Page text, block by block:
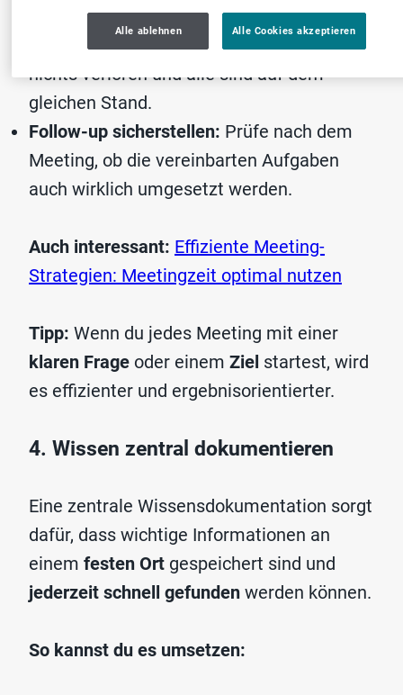
Entscheidungen getroffen wurden und wer
welche Aufgaben übernimmt. So geht
nichts verloren und alle sind auf dem
gleichen Stand.
Follow-up sicherstellen: Prüfe nach dem
Meeting, ob die vereinbarten Aufgaben
auch wirklich umgesetzt werden.
Auch interessant: Effiziente Meeting-
Strategien: Meetingzeit optimal nutzen
Tipp: Wenn du jedes Meeting mit einer
klaren Frage oder einem Ziel startest, wird
es effizienter und ergebnisorientierter.
4. Wissen zentral dokumentieren
Eine zentrale Wissensdokumentation sorgt
dafür, dass wichtige Informationen an
einem festen Ort gespeichert sind und
jederzeit schnell gefunden werden können.
So kannst du es umsetzen:
Alle ablehnen Alle Cookies akzeptieren